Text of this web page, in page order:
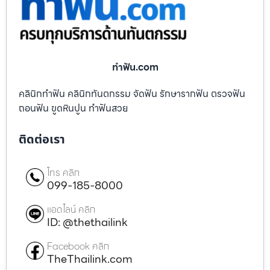
ทําฟัน.com
คลินิกทำฟัน คลินิกทันตกรรม จัดฟัน รักษารากฟัน ตรวจฟัน
ถอนฟัน ขูดหินปูน ทำฟันสวย
ติดต่อเรา
โทร คลิก
099-185-8000
แอดไลน์ คลิก
ID: @thethailink
Facebook คลิก
TheThailink.com